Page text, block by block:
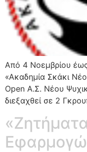
Από 4 Νοεμβρίου
«Ακαδημία Σκάκι
Open Α.Σ. Νέου
διεξαχθεί σε 2